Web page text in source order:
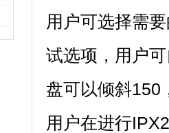
用户可选择需要
试选项，用户
盘可以倾斜150
用户在进行